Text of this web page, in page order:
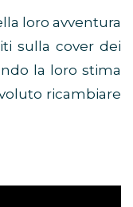
loro avventura
sulla cover dei
la loro stima
ricambiare